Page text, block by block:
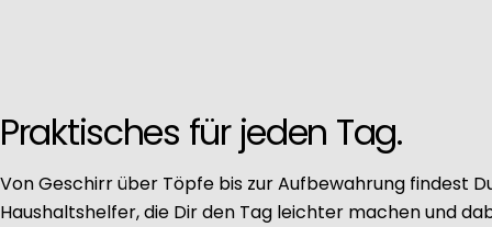
Praktisches für jeden Tag.
Von Geschirr über Töpfe bis zur Aufbewahrung findest
Haushaltshelfer, die Dir den Tag leichter machen und